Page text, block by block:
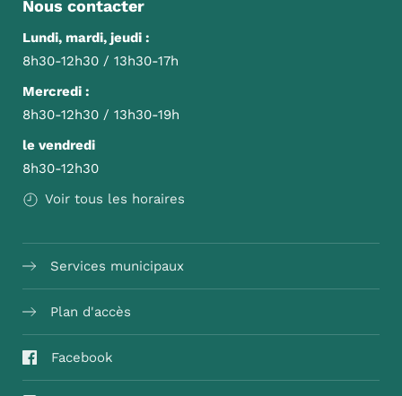
Nous contacter
Lundi, mardi, jeudi :
8h30-12h30 / 13h30-17h
Mercredi :
8h30-12h30 / 13h30-19h
le vendredi
8h30-12h30
Voir tous les horaires
Services municipaux
Plan d'accès
Facebook